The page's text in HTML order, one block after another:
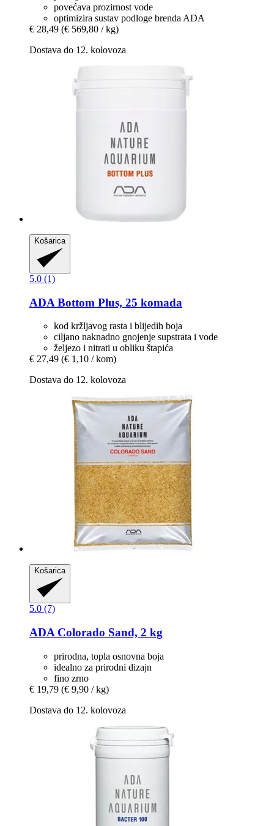
povećava prozirnost vode
optimizira sustav podloge brenda ADA
€ 28,49 (€ 569,80 / kg)
Dostava do 12. kolovoza
Košarica
5.0 (1)
ADA Bottom Plus, 25 komada
kod kržljavog rasta i blijedih boja
ciljano naknadno gnojenje supstrata i vode
željezo i nitrati u obliku štapića
€ 27,49 (€ 1,10 / kom)
Dostava do 12. kolovoza
Košarica
5.0 (7)
ADA Colorado Sand, 2 kg
prirodna, topla osnovna boja
idealno za prirodni dizajn
fino zrno
€ 19,79 (€ 9,90 / kg)
Dostava do 12. kolovoza